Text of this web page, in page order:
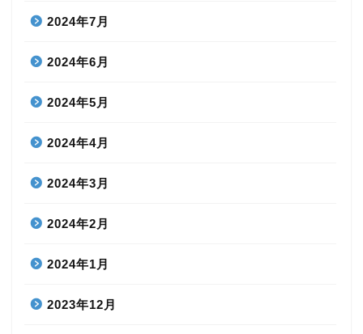
2024年7月
2024年6月
2024年5月
2024年4月
2024年3月
2024年2月
2024年1月
2023年12月